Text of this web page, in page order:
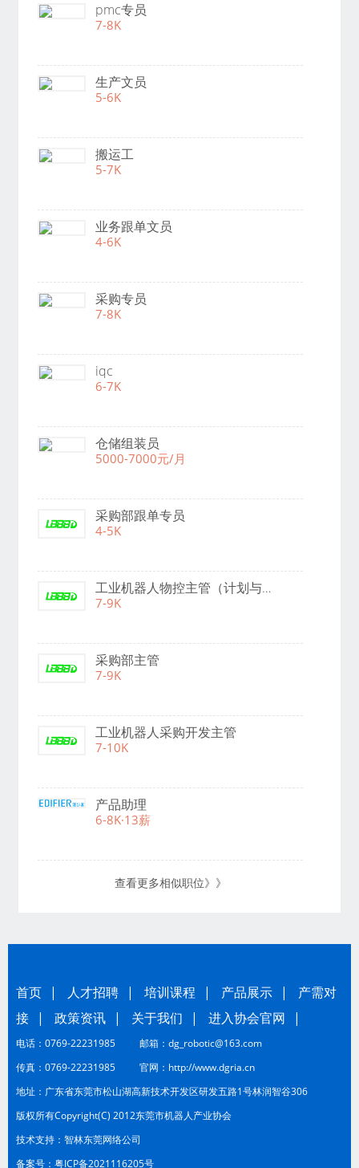
pmc专员
7-8K
生产文员
5-6K
搬运工
5-7K
业务跟单文员
4-6K
采购专员
7-8K
iqc
6-7K
仓储组装员
5000-7000元/月
采购部跟单专员
4-5K
工业机器人物控主管（计划与仓储）
7-9K
采购部主管
7-9K
工业机器人采购开发主管
7-10K
产品助理
6-8K·13薪
查看更多相似职位》》
首页 | 人才招聘 | 培训课程 | 产品展示 |
产需对
接 | 政策资讯 | 关于我们 | 进入协会官网 |
电话：0769-22231985 邮箱：dg_robotic@163.com
传真：0769-22231985 官网： http://www.dgria.cn
地址：广东省东莞市松山湖高新技术开发区研发五路1号林润智谷306
版权所有Copyright(C) 2012东莞市机器人产业协会
技术支持： 智林东莞网络公司
备案号： 粤ICP备2021116205号